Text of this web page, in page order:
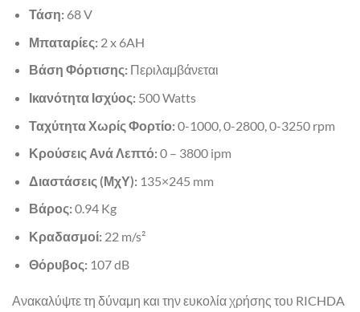
Τάση:68 V
Μπαταρίες:2 x 6AH
Βάση Φόρτισης:Περιλαμβάνεται
Ικανότητα Ισχύος:500 Watts
Ταχύτητα Χωρίς Φορτίο:0-1000, 0-2800, 0-3250 rpm
Κρούσεις Ανά Λεπτό:0 – 3800 ipm
Διαστάσεις (ΜχΥ):135×245 mm
Βάρος:0.94 Kg
Κραδασμοί:22 m/s²
Θόρυβος:107 dB
Ανακαλύψτε τη δύναμη και την ευκολία χρήσης του RICHDA